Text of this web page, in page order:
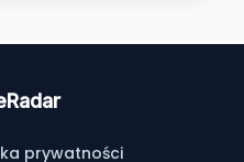
prywatności